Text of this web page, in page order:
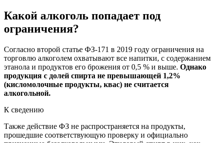
Какой алкоголь попадает под
ограничения?
Согласно второй статье ФЗ-171 в 2019 году ограничения на
торговлю алкоголем охватывают все напитки, с содержанием
этанола и продуктов его брожения от 0,5 % и выше. Однако
продукция с долей спирта не превышающей 1,2%
(кисломолочные продукты, квас) не считается
алкогольной.
К сведению
Также действие ФЗ не распространяется на продукты,
прошедшие соответствующую проверку и официально